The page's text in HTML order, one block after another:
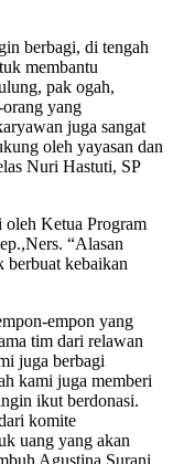
berbagi, di tengah
membantu
pak ogah,
yang
juga sangat
oleh yayasan dan
Nuri Hastuti, SP
Ketua Program
“Alasan
berbuat kebaikan
empon yang
tim dari relawan
juga berbagi
kami juga memberi
ikut berdonasi.
komite
uang yang akan
Agustina Surani,